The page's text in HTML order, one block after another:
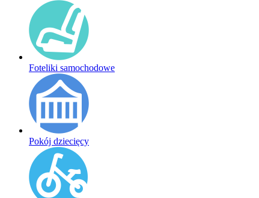
Foteliki samochodowe
Pokój dziecięcy